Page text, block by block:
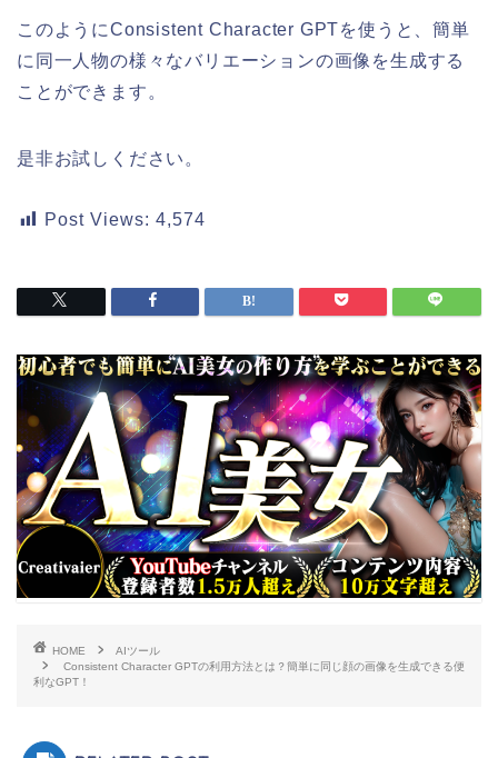
このようにConsistent Character GPTを使うと、簡単
に同一人物の様々なバリエーションの画像を生成する
ことができます。
是非お試しください。
Post Views: 4,574
HOME
AIツール
Consistent Character GPTの利用方法とは？簡単に同じ顔の画像を生成できる便
利なGPT！